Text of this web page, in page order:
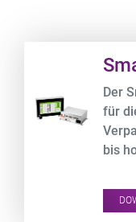
Der
für
bis